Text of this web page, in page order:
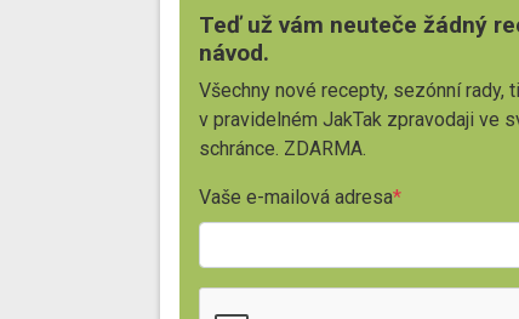
Teď už vám neuteče žádný
návod.
Všechny nové recepty, sezónní rady,
v pravidelném JakTak zpravodaji ve
schránce. ZDARMA.
Vaše e-mailová adresa